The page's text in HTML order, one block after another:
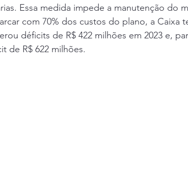
Essa medida impede a manutenção do
com 70% dos custos do plano, a Caixa
déficits de R$ 422 milhões em 2023 e,
de R$ 622 milhões.